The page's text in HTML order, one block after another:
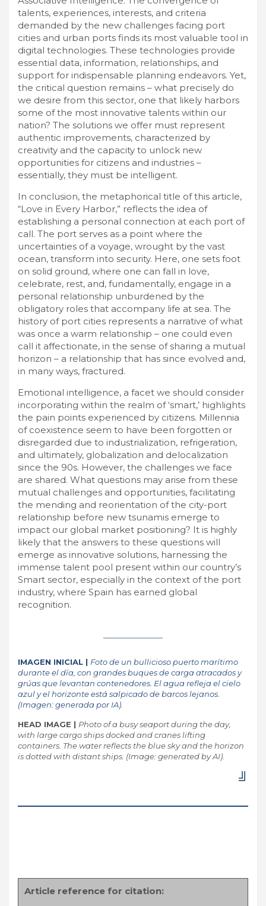
talents, experiences, interests, and criteria
demanded by the new challenges facing port
cities and urban ports finds its most valuable tool in
digital technologies. These technologies provide
essential data, information, relationships, and
support for indispensable planning endeavors. Yet,
the critical question remains – what precisely do
we desire from this sector, one that likely harbors
some of the most innovative talents within our
nation? The solutions we offer must represent
authentic improvements, characterized by
creativity and the capacity to unlock new
opportunities for citizens and industries –
essentially, they must be intelligent.
In conclusion, the metaphorical title of this article,
“Love in Every Harbor,” reflects the idea of
establishing a personal connection at each port of
call. The port serves as a point where the
uncertainties of a voyage, wrought by the vast
ocean, transform into security. Here, one sets foot
on solid ground, where one can fall in love,
celebrate, rest, and, fundamentally, engage in a
personal relationship unburdened by the
obligatory roles that accompany life at sea. The
history of port cities represents a narrative of what
was once a warm relationship – one could even
call it affectionate, in the sense of sharing a mutual
horizon – a relationship that has since evolved and,
in many ways, fractured.
Emotional intelligence, a facet we should consider
incorporating within the realm of ‘smart,’ highlights
the pain points experienced by citizens. Millennia
of coexistence seem to have been forgotten or
disregarded due to industrialization, refrigeration,
and ultimately, globalization and delocalization
since the 90s. However, the challenges we face
are shared. What questions may arise from these
mutual challenges and opportunities, facilitating
the mending and reorientation of the city-port
relationship before new tsunamis emerge to
impact our global market positioning? It is highly
likely that the answers to these questions will
emerge as innovative solutions, harnessing the
immense talent pool present within our country’s
Smart sector, especially in the context of the port
industry, where Spain has earned global
recognition.
IMAGEN INICIAL | Foto de un bullicioso puerto marítimo
durante el día, con grandes buques de carga atracados y
grúas que levantan contenedores. El agua refleja el cielo
azul y el horizonte está salpicado de barcos lejanos.
(Imagen: generada por IA).
HEAD IMAGE | Photo of a busy seaport during the day,
with large cargo ships docked and cranes lifting
containers. The water reflects the blue sky and the horizon
is dotted with distant ships. (Image: generated by AI).
╝
Article reference for citation: